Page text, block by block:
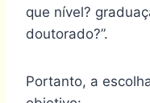
que nível?
doutorado?”.
Portanto, a